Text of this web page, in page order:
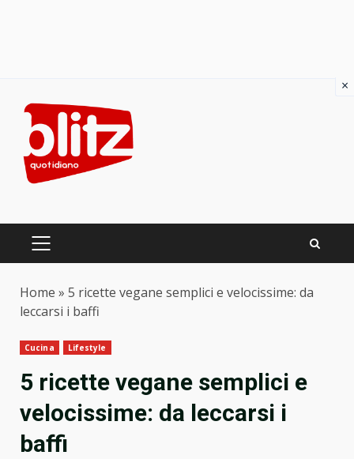
content
PRIMARY
Home » 5 ricette vegane semplici e velocissime: da
leccarsi i baffi
Cucina Lifestyle
5 ricette vegane semplici e
velocissime: da leccarsi i
baffi
×